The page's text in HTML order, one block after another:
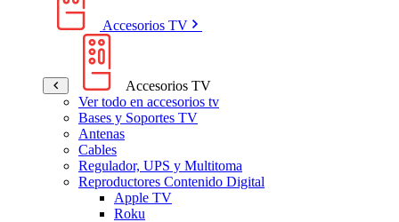
Accesorios TV
Accesorios TV
Ver todo en accesorios tv
Bases y Soportes TV
Antenas
Cables
Regulador, UPS y Multitoma
Reproductores Contenido Digital
Apple TV
Roku